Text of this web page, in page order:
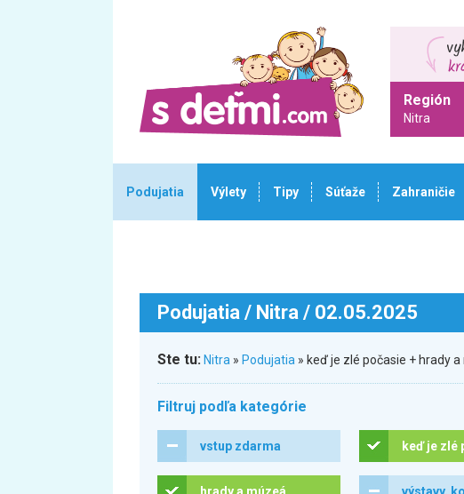
Región
Nitra
Podujatia Výlety Tipy Súťaže Zahraničie
Podujatia / Nitra / 02.05.2025
Ste tu: Nitra » Podujatia » keď je zlé počasie + hrady
Filtruj podľa kategórie
vstup zdarma keď je zlé